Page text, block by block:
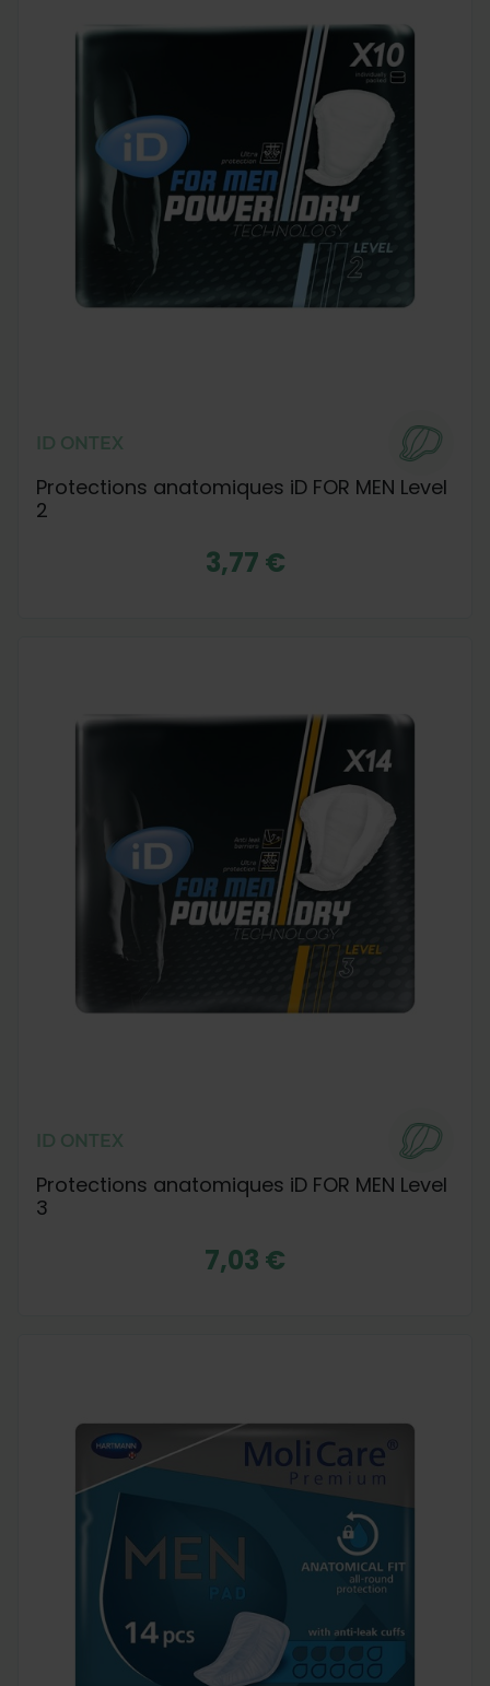
ID ONTEX
Protections anatomiques iD FOR MEN Level
2
3,77 €
ID ONTEX
Protections anatomiques iD FOR MEN Level
3
7,03 €